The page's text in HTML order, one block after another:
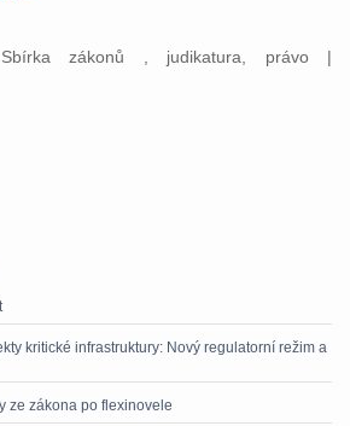
zákonů , judikatura, právo |
kritické infrastruktury: Nový regulatorní režim a
ze zákona po flexinovele